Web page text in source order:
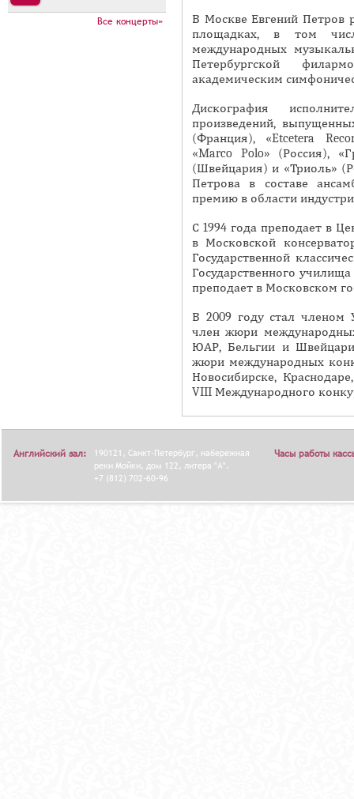
ИВ Москве Евгений Петров
площадках, в том
международных
Петербургской
академическим
Дискография
произведений,
(Франция), «Etcetera
«Marco Polo» (Россия),
(Швейцария) и «Триоль»
Петрова в составе
премию в области
С 1994 года преподает в
в Московской
Государственной
Государственного училища
преподает в Московском
В 2009 году стал членом
член жюри
ЮАР, Бельгии и
жюри международных
Новосибирске,
VIII Международного
Все концерты»
Английский зал:
190121, Санкт-Петербург, набережная
реки Мойки, дом 122, литера "А".
+7 (812) 702-60-96
Часы работы